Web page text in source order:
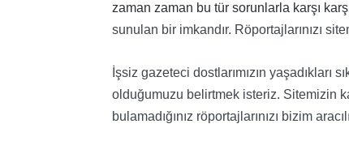
zaman zaman bu tür sorunlarla karşı
sunulan bir imkandır. Röportajlarınızı
İşsiz gazeteci dostlarımızın yaşadıkları
olduğumuzu belirtmek isteriz. Sitemizin
bulamadığınız röportajlarınızı bizim